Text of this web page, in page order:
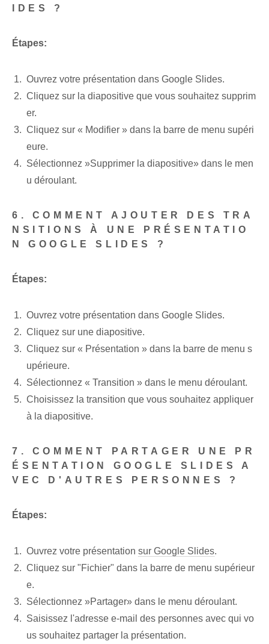
IDES ?
Étapes:
Ouvrez votre présentation dans Google⁣ Slides.
Cliquez sur la diapositive que vous souhaitez supprim
er.
Cliquez sur « Modifier »⁤ dans la barre de menu supéri
eure.
Sélectionnez ⁣»Supprimer la diapositive» dans le men
u déroulant.
6. COMMENT AJOUTER DES TRA
NSITIONS À UNE PRÉSENTATIO
N GOOGLE SLIDES ?
Étapes:
Ouvrez votre présentation dans Google Slides.
Cliquez sur une diapositive.
Cliquez sur « Présentation » ⁢dans la barre de menu s
upérieure⁣.
Sélectionnez « Transition » dans le menu déroulant.
Choisissez la transition que vous souhaitez appliquer
à la diapositive.
7. COMMENT PARTAGER UNE PR
ÉSENTATION GOOGLE SLIDES A
VEC D'AUTRES PERSONNES ?
Étapes:
Ouvrez votre présentation sur Google Slides.
Cliquez sur "Fichier" dans la barre de menu supérieur
e.
Sélectionnez ⁢»Partager» ⁤dans⁤ le menu déroulant.
Saisissez l'adresse e-mail des personnes avec qui vo
us souhaitez partager la présentation.